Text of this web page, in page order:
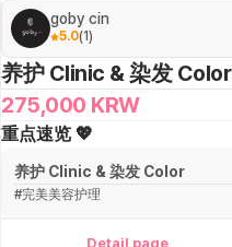
goby cin
5.0(1)
养护 Clinic & 染发 Color
275,000 KRW
重点速览 💖
养护 Clinic & 染发 Color
#完美美容护理
Detail page